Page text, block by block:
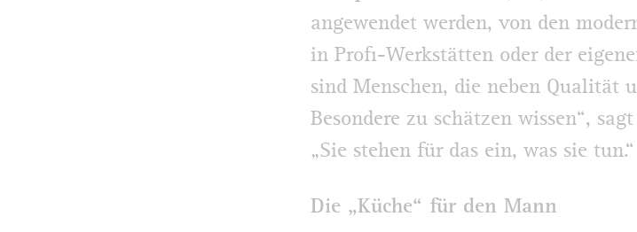
angewendet werden, von den
in Profi-Werkstätten oder der
sind Menschen, die neben Qualität
Besondere zu schätzen wissen“,
„Sie stehen für das ein, was sie tun.“
Die „Küche“ für den Mann